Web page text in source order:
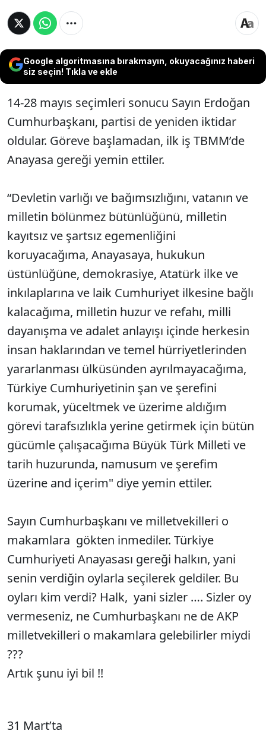
Google algoritmasına bırakmayın, okuyacağınız haberi
siz seçin! Tıkla ve ekle
14-28 mayıs seçimleri sonucu Sayın Erdoğan
Cumhurbaşkanı, partisi de yeniden iktidar
oldular. Göreve başlamadan, ilk iş TBMM’de
Anayasa gereği yemin ettiler.
“Devletin varlığı ve bağımsızlığını, vatanın ve
milletin bölünmez bütünlüğünü, milletin
kayıtsız ve şartsız egemenliğini
koruyacağıma, Anayasaya, hukukun
üstünlüğüne, demokrasiye, Atatürk ilke ve
inkılaplarına ve laik Cumhuriyet ilkesine bağlı
kalacağıma, milletin huzur ve refahı, milli
dayanışma ve adalet anlayışı içinde herkesin
insan haklarından ve temel hürriyetlerinden
yararlanması ülküsünden ayrılmayacağıma,
Türkiye Cumhuriyetinin şan ve şerefini
korumak, yüceltmek ve üzerime aldığım
görevi tarafsızlıkla yerine getirmek için bütün
gücümle çalışacağıma Büyük Türk Milleti ve
tarih huzurunda, namusum ve şerefim
üzerine and içerim" diye yemin ettiler.
Sayın Cumhurbaşkanı ve milletvekilleri o
makamlara gökten inmediler. Türkiye
Cumhuriyeti Anayasası gereği halkın, yani
senin verdiğin oylarla seçilerek geldiler. Bu
oyları kim verdi? Halk, yani sizler …. Sizler oy
vermeseniz, ne Cumhurbaşkanı ne de AKP
milletvekilleri o makamlara gelebilirler miydi
???
Artık şunu iyi bil !!
31 Mart’ta